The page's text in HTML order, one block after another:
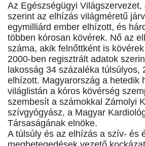
Az Egészségügyi
szerint az elhízás világméretű
egymilliárd ember elhízott, és
többen kórosan kövérek. Nő az
száma, akik felnőttként is
2000-ben regisztrált adatok
lakosság 34 százaléka túlsúlyos,
elhízott. Magyarország a hetedik
világlistán a kóros kövérség
szembesít a számokkal Zámolyi
szívgyógyász, a Magyar
Társaságának elnöke.
A túlsúly és az elhízás a szív- és